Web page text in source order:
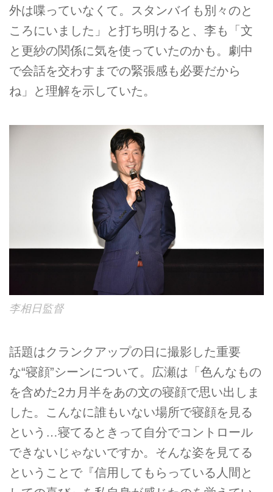
外は喋っていなくて。スタンバイも別々のと
ころにいました」と打ち明けると、李も「文
と更紗の関係に気を使っていたのかも。劇中
で会話を交わすまでの緊張感も必要だから
ね」と理解を示していた。
李相日監督
話題はクランクアップの日に撮影した重要
な“寝顔”シーンについて。広瀬は「色んなもの
を含めた2カ月半をあの文の寝顔で思い出しま
した。こんなに誰もいない場所で寝顔を見る
という…寝てるときって自分でコントロール
できないじゃないですか。そんな姿を見てる
ということで『信用してもらっている人間と